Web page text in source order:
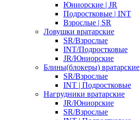
Юниорские | JR
Подростковые | INT
Взрослые | SR
Ловушки вратарские
SR/Взрослые
INT/Подростковые
JR/Юниорские
Блины(блокеры) вратарские
SR/Взрослые
INT | Подростковые
Нагрудники вратарские
JR/Юниорские
SR/Взрослые